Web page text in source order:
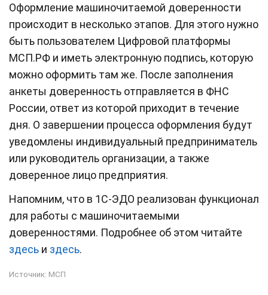
Оформление машиночитаемой доверенности
происходит в несколько этапов. Для этого нужно
быть пользователем Цифровой платформы
МСП.РФ и иметь электронную подпись, которую
можно оформить там же. После заполнения
анкеты доверенность отправляется в ФНС
России, ответ из которой приходит в течение
дня. О завершении процесса оформления будут
уведомлены индивидуальный предприниматель
или руководитель организации, а также
доверенное лицо предприятия.
Напомним, что в 1С-ЭДО реализован функционал
для работы с машиночитаемыми
доверенностями. Подробнее об этом читайте
здесь и здесь.
Источник: МСП